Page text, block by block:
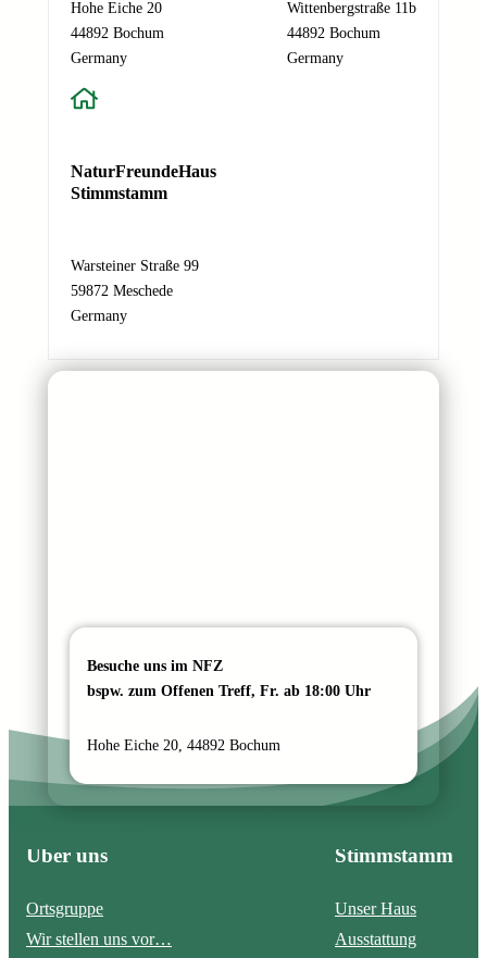
r
i
c
t
M
l
-
A
r
Absenden
Hohe Eiche 20
44892 Bochum
Germany
Wittenbergstraße 11b
44892 Bochum
Germany
NaturFreundeHaus
Stimmstamm
Warsteiner Straße 99
59872 Meschede
Germany
Besuche uns im NFZ
bspw. zum Offenen Treff, Fr. ab 18:00 Uhr
Hohe Eiche 20, 44892 Bochum
Über uns
Ortsgruppe
Wir stellen uns vor…
Stimmstamm
Unser Haus
Ausstattung